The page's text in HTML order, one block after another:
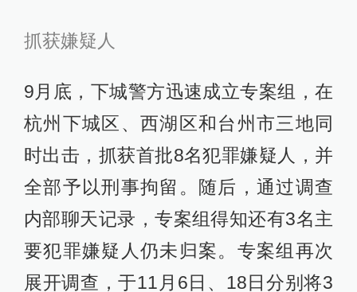
抓获嫌疑人
9月底，下城警方迅速成立专案组，在
杭州下城区、西湖区和台州市三地同
时出击，抓获首批8名犯罪嫌疑人，并
全部予以刑事拘留。随后，通过调查
内部聊天记录，专案组得知还有3名主
要犯罪嫌疑人仍未归案。专案组再次
展开调查，于11月6日、18日分别将3